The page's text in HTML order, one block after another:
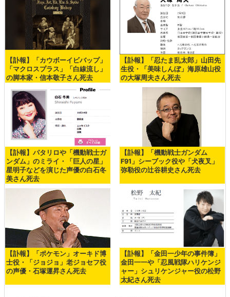
【訃報】「カウボーイビバップ」
「マクロスプラス」「白線流し」
の脚本家・信本敬子さん死去
【訃報】「忍たま乱太郎」山田先
生役・「美味しんぼ」海原雄山役
の大塚周夫さん死去
【訃報】パタリロや「機動戦士ガ
ンダム」のミライ・「巨人の星」
星明子などを演じた声優の白石冬
美さん死去
【訃報】「機動戦士ガンダム
F91」シーブック役や「犬夜叉」
弥勒役の辻谷耕史さん死去
【訃報】「ポケモン」オーキド博
士役・「ジョジョ」老ジョセフ役
の声優・石塚運昇さん死去
【訃報】「金田一少年の事件簿」
金田一一や「忍風戦隊ハリケンジ
ャー」シュリケンジャー役の松野
太紀さん死去